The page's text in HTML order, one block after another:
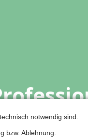
notwendig sind.
bzw. Ablehnung.